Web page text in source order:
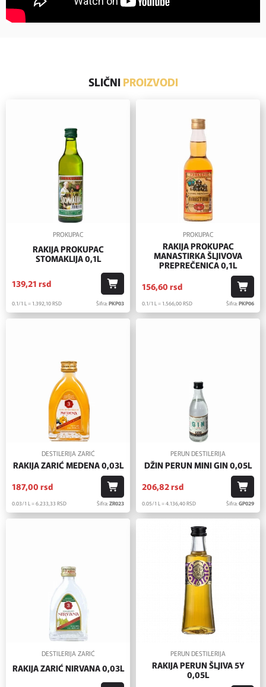
SLIČNI PROIZVODI
PROKUPAC
RAKIJA PROKUPAC
STOMAKLIJA 0,1L
139,21 rsd
0.1/1 L = 1.392,10RSD Šifra:PKP03
PROKUPAC
RAKIJA PROKUPAC
MANASTIRKA ŠLJIVOVA
PREPREČENICA 0,1L
156,60 rsd
0.1/1 L = 1.566,00RSD Šifra:PKP06
DESTILERIJA ZARIĆ
RAKIJA ZARIĆ MEDENA 0,03L
187,00 rsd
0.03/1 L = 6.233,33 RSD Šifra:ZR023
PERUN DESTILERIJA
DŽIN PERUN MINI GIN 0,05L
206,82rsd
0.05/1 L = 4.136,40RSD Šifra:GP029
DESTILERIJA ZARIĆ
RAKIJA ZARIĆ NIRVANA 0,03L
PERUN DESTILERIJA
RAKIJA PERUN ŠLJIVA 5Y
0,05L